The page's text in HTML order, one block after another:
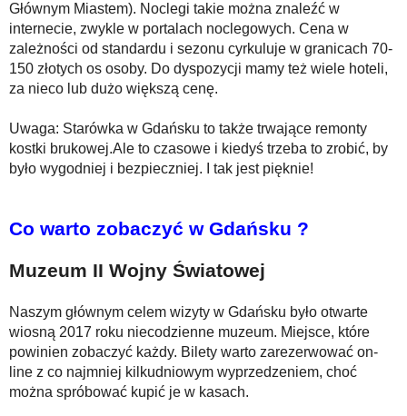
Głównym Miastem). Noclegi takie można znaleźć w
internecie, zwykle w portalach noclegowych. Cena w
zależności od standardu i sezonu cyrkuluje w granicach 70-
150 złotych os osoby. Do dyspozycji mamy też wiele hoteli,
za nieco lub dużo większą cenę.
Uwaga: Starówka w Gdańsku to także trwające remonty
kostki brukowej.Ale to czasowe i kiedyś trzeba to zrobić, by
było wygodniej i bezpieczniej. I tak jest pięknie!
Co warto zobaczyć w Gdańsku ?
Muzeum II Wojny Światowej
Naszym głównym celem wizyty w Gdańsku było otwarte
wiosną 2017 roku niecodzienne muzeum. Miejsce, które
powinien zobaczyć każdy. Bilety warto zarezerwować on-
line z co najmniej kilkudniowym wyprzedzeniem, choć
można spróbować kupić je w kasach.